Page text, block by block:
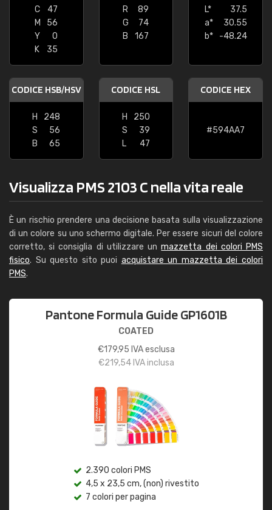
C
47
M
56
Y
0
K
35
R
89
G
74
B
167
L*
37.5
a*
30.55
b*
-48.24
CODICE HSB/HSV
H
248
S
56
B
65
CODICE HSL
H
250
S
39
L
47
CODICE HEX
#594AA7
Visualizza PMS 2103 C nella vita reale
È un rischio prendere una decisione basata sulla visualizzazione
di un colore su uno schermo digitale. Per essere sicuri del colore
corretto, si consiglia di utilizzare unmazzetta dei colori PMS
fisico. Su questo sito puoi acquistare un mazzetta dei colori
PMS.
Pantone Formula Guide GP1601B
COATED
€179,95 IVA esclusa
€219,54IVA inclusa
2.390 colori PMS
4,5 x 23,5 cm, (non) rivestito
7 colori per pagina